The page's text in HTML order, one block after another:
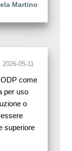
Martino
2026-05-11
come
per uso
o
superiore